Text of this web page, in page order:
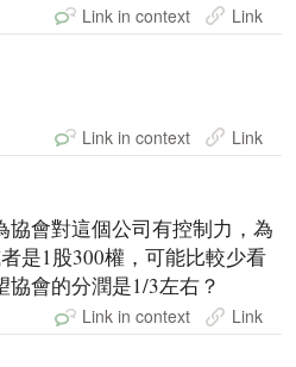
Link in context Link
Link in context Link
協會對這個公司有控制力，為
是1股300權，可能比較少看
會的分潤是1/3左右？
Link in context Link